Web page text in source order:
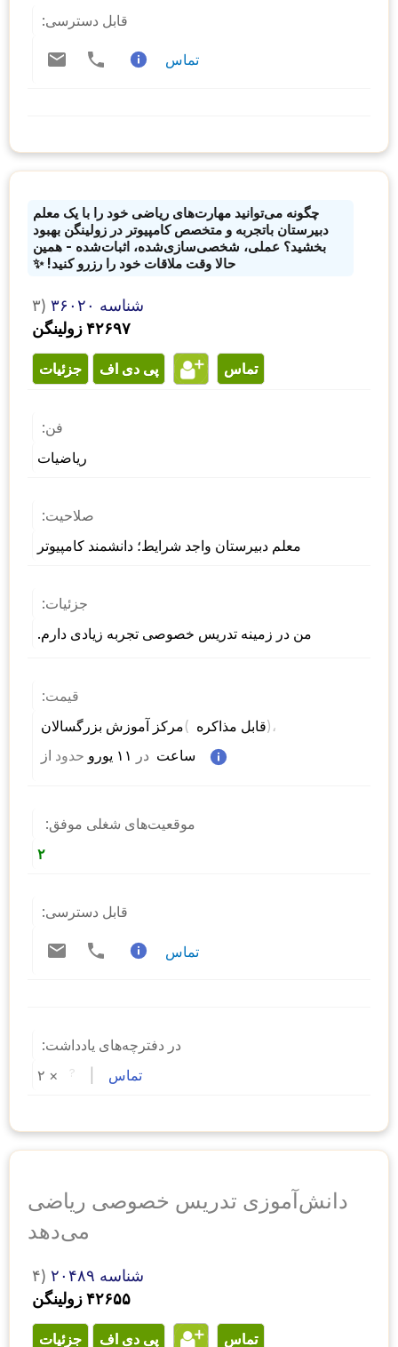
قابل دسترسی:
تماس
چگونه می‌توانید مهارت‌های ریاضی خود را با یک معلم
دبیرستان باتجربه و متخصص کامپیوتر در زولینگن بهبود
بخشید؟ عملی، شخصی‌سازی‌شده، اثبات‌شده - همین
حالا وقت ملاقات خود را رزرو کنید! ✨
۳)
شناسه ۳۶۰۲۰
۴۲۶۹۷ زولینگن
جزئیات پی دی اف تماس
فن:
ریاضیات
صلاحیت:
معلم دبیرستان واجد شرایط؛ دانشمند کامپیوتر
جزئیات:
من در زمینه تدریس خصوصی تجربه زیادی دارم.
قیمت:
مرکز آموزش بزرگسالان ( قابل مذاکره )،
از حدود در ساعت
موقعیت‌های شغلی موفق:
۲
قابل دسترسی:
تماس
در دفترچه‌های یادداشت:
۲ × ? تماس
دانش‌آموزی تدریس خصوصی ریاضی
می‌دهد
۴)
شناسه ۲۰۴۸۹
۴۲۶۵۵ زولینگن
جزئیات پی دی اف تماس